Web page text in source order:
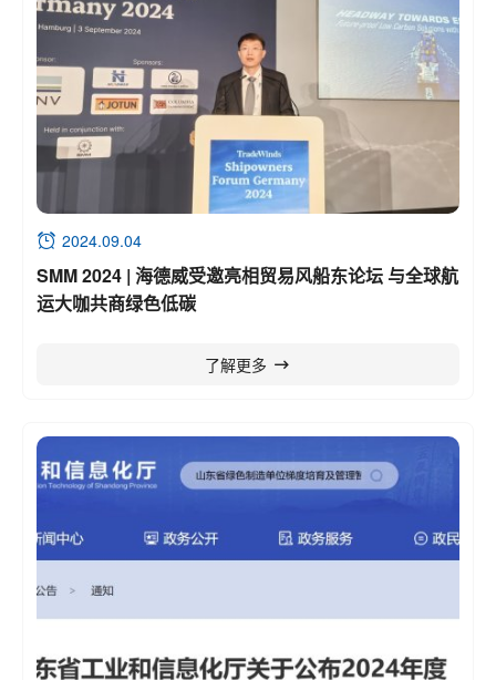
2024.09.04
SMM 2024 | 海德威受邀亮相贸易风船东论坛 与全球航
运大咖共商绿色低碳
了解更多